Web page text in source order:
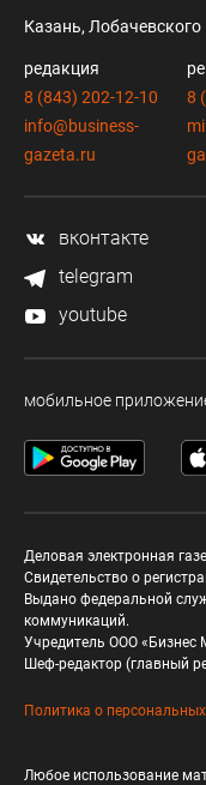
Казань, Лобачевского
редакция
8 (843) 202-12-10
info@business-
gazeta.ru
8
вконтакте
telegram
youtube
мобильное
Деловая электронная
Свидетельство о
Выдано федеральной
коммуникаций.
Учредитель ООО «Бизнес
Шеф-редактор (главный
Политика о
Любое использование